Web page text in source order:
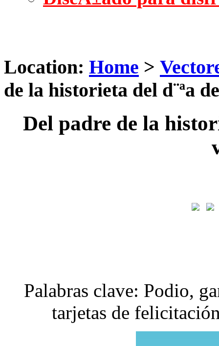
Location: Home >
de la historieta del d¨ªa
Del padre de la
Palabras clave: Podio,
tarjetas de